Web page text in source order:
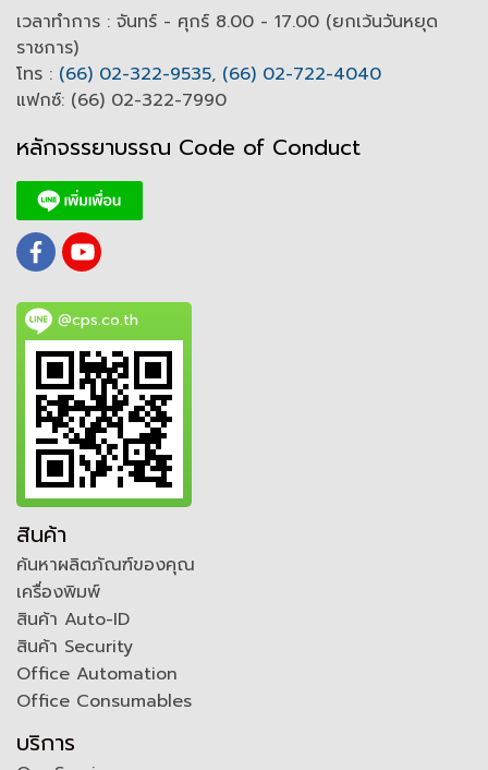
เวลาทำการ : จันทร์ - ศุกร์ 8.00 - 17.00 (ยกเว้นวันหยุด
ราชการ)
โทร : (66) 02-322-9535, (66) 02-722-4040
แฟกซ์: (66) 02-322-7990
หลักจรรยาบรรณ Code of Conduct
@cps.co.th
สินค้า
ค้นหาผลิตภัณฑ์ของคุณ
เครื่องพิมพ์
สินค้า Auto-ID
สินค้า Security
Office Automation
Office Consumables
บริการ